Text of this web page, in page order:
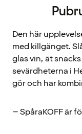
Den här
med killgänget.
glas vin, ät
sevärdheterna i
gör och har
– SpåraKOFF är